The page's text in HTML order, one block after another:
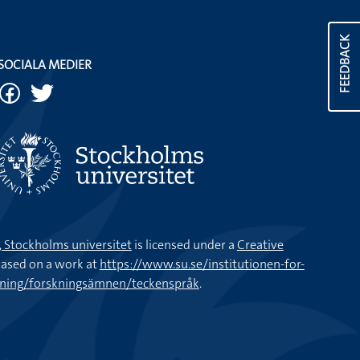
FEEDBACK
MEDIER
universitetis licensed under aCreative
on a work athttps://www.su.se/institutionen-for-
forskningsämnen/teckenspråk.